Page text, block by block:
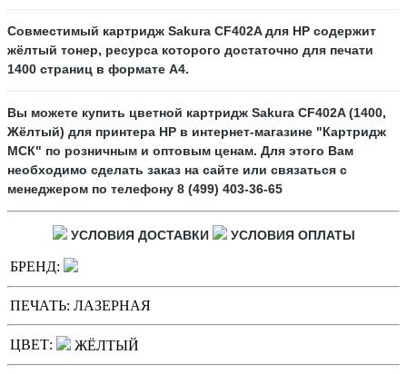
Совместимый картридж Sakura CF402Aдля HP содержит
жёлтый тонер, ресурса которого достаточно для печати
1400 страниц в формате А4.
Вы можете купить цветной картридж Sakura CF402A (1400,
Жёлтый) для принтера HP в интернет-магазине "Картридж
МСК" по розничным и оптовым ценам. Для этого Вам
необходимо сделать заказ на сайте или связаться с
менеджером по телефону 8 (499) 403-36-65
УСЛОВИЯ ДОСТАВКИ УСЛОВИЯ ОПЛАТЫ
БРЕНД:
ПЕЧАТЬ: ЛАЗЕРНАЯ
ЦВЕТ: ЖЁЛТЫЙ